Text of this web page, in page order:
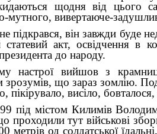
щодня від цього
мутного, вивертаюче-
підкрався, він завжди буде
акт, освідчення в
до народу.
настрої вийшов з
що зараз зомлію.
пікірувало, висіло,
під містом Килимів
проходили тут військові
метрів од солдатської